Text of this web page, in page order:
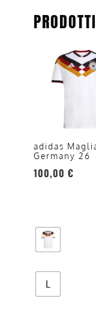
adidas
Germany 26
100,00 €
L
prodotto
opzioni
possono
essere
del
prodotto